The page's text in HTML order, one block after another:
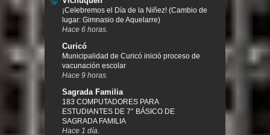
¡Celebremos el Día de la Niñez! (Cambio de
lugar: Gimnasio de Aquelarre)
Hace 6 horas.
Curicó
Municipalidad de Curicó inició proceso de
vacunación escolar
Hace 9 horas.
Sagrada Familia
183 COMPUTADORES PARA
ESTUDIANTES DE 7° BÁSICO DE
SAGRADA FAMILIA
Hace 1 día.